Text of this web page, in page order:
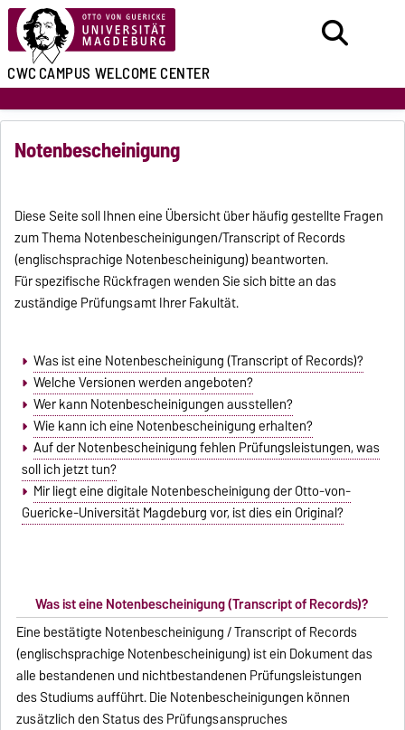
CWCCAMPUS WELCOME CENTER
Notenbescheinigung
Diese Seite soll Ihnen eine Übersicht über häufig gestellte Fragen
zum Thema Notenbescheinigungen/Transcript of Records
(englischsprachige Notenbescheinigung) beantworten.
Für spezifische Rückfragen wenden Sie sich bitte an das
zuständige Prüfungsamt Ihrer Fakultät.
Was ist eine Notenbescheinigung (Transcript of Records)?
Welche Versionen werden angeboten?
Wer kann Notenbescheinigungen ausstellen?
Wie kann ich eine Notenbescheinigung erhalten?
Auf der Notenbescheinigung fehlen Prüfungsleistungen, was
soll ich jetzt tun?
Mir liegt eine digitale Notenbescheinigung der Otto-von-
Guericke-Universität Magdeburg vor, ist dies ein Original?
Was ist eine Notenbescheinigung (Transcript of Records)?
Eine bestätigte Notenbescheinigung / Transcript of Records
(englischsprachige Notenbescheinigung) ist ein Dokument das
alle bestandenen und nichtbestandenen Prüfungsleistungen
des Studiums aufführt. Die Notenbescheinigungen können
zusätzlich den Status des Prüfungsanspruches